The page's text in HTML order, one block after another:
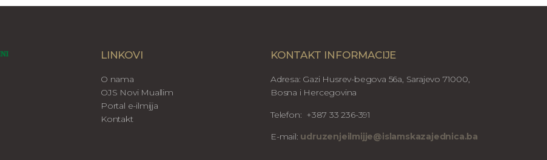
LINKOVI
O nama
OJS Novi Muallim
Portal e-ilmijja
Kontakt
KONTAKT INFORMACIJE
Adresa: Gazi Husrev-begova 56a, Sarajevo 71000,
Bosna i Hercegovina
Telefon: +387 33 236-391
E-mail: udruzenjeilmijje@islamskazajednica.ba